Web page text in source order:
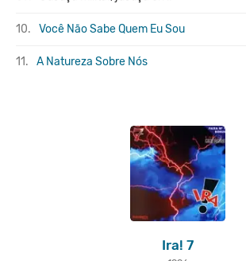
10. Você Não Sabe Quem Eu Sou
11. A Natureza Sobre Nós
Ira! 7